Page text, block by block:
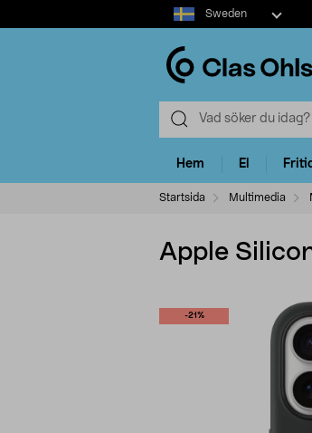
Select
market
Sweden
Hem El
Startsida Multimedia
Apple
-21%